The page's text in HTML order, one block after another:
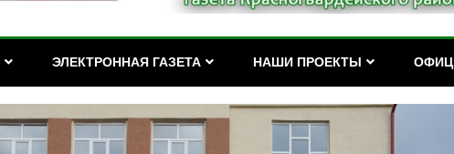
Красногвардейского
ЭЛЕКТРОННАЯ ГАЗЕТА НАШИ ПРОЕКТЫ